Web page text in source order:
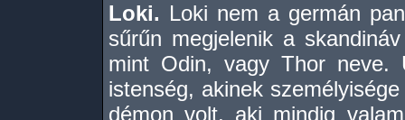
Loki. Loki nem a germán
sűrűn megjelenik a
mint Odin, vagy Thor
istenség, akinek
démon volt, aki mindig